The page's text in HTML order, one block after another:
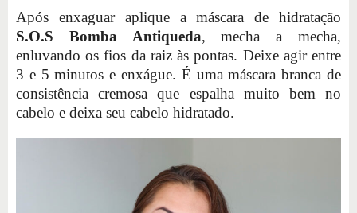
Após enxaguar aplique a máscara de hidratação
S.O.S Bomba Antiqueda, mecha a mecha,
enluvando os fios da raiz às pontas. Deixe agir entre
3 e 5 minutos e enxágue. É uma máscara branca de
consistência cremosa que espalha muito bem no
cabelo e deixa seu cabelo hidratado.